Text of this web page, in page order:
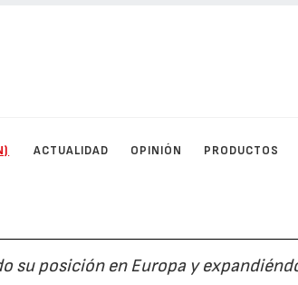
ACTUALIDAD OPINIÓN PRODUCTOS
su posición en Europa y